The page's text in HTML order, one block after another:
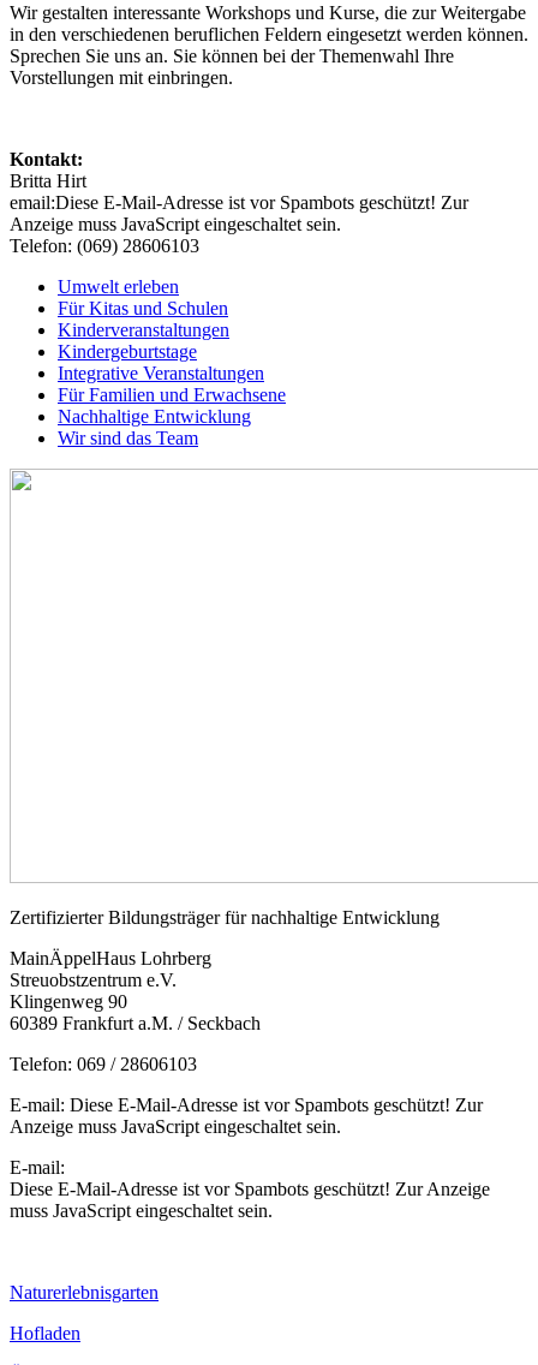
Wir gestalten interessante Workshops und Kurse, die zur Weitergabe
in den verschiedenen beruflichen Feldern eingesetzt werden können.
Sprechen Sie uns an. Sie können bei der Themenwahl Ihre
Vorstellungen mit einbringen.
Kontakt:
Britta Hirt
email:Diese E-Mail-Adresse ist vor Spambots geschützt! Zur
Anzeige muss JavaScript eingeschaltet sein.
Telefon: (069) 28606103
Umwelt erleben
Für Kitas und Schulen
Kinderveranstaltungen
Kindergeburtstage
Integrative Veranstaltungen
Für Familien und Erwachsene
Nachhaltige Entwicklung
Wir sind das Team
Zertifizierter Bildungsträger für nachhaltige Entwicklung
MainÄppelHaus Lohrberg
Streuobstzentrum e.V.
Klingenweg 90
60389 Frankfurt a.M. / Seckbach
Telefon: 069 / 28606103
E-mail: Diese E-Mail-Adresse ist vor Spambots geschützt! Zur
Anzeige muss JavaScript eingeschaltet sein.
E-mail:
Diese E-Mail-Adresse ist vor Spambots geschützt! Zur Anzeige
muss JavaScript eingeschaltet sein.
Naturerlebnisgarten
Hofladen